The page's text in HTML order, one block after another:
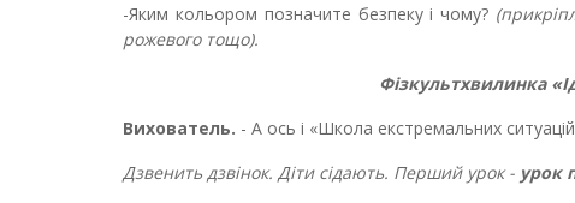
-Яким кольором позначите безпеку і чому?
рожевого тощо).
Фізкультхвилинка
Вихователь. - А ось і «Школа екстремальних
Дзвенить дзвінок. Діти сідають. Перший урок - урок